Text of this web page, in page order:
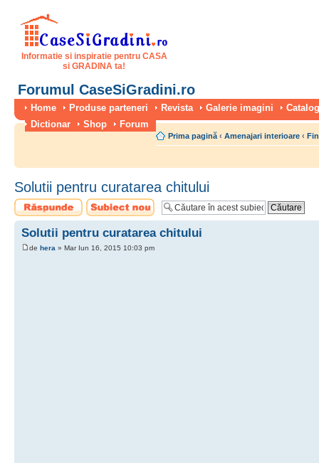
Informatie si inspiratie pentru CASA
si GRADINA ta!
Forumul CaseSiGradini.ro
Home Produse parteneri Revista Galerie imagini
Dictionar
Shop Forum
Prima pagină ‹ Amenajari interioare ‹
Solutii pentru curatarea chitului
Scrie un răspuns
Scrie un subiect
nou
Solutii pentru curatarea chitului
de hera » Mar Iun 16, 2015 10:03 pm